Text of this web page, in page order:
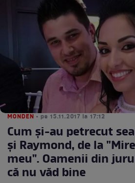
MONDEN • pe 15.11.2017 la 17:12
Cum şi-au petrecut
şi Raymond, de la
meu". Oamenii din
că nu văd bine